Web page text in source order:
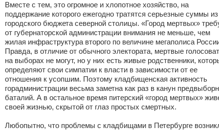
Вместе с тем, это огромное и хлопотное хозяйство, на
поддержание которого ежегодно тратятся серьезные суммы из
городского бюджета северной столицы. «Город мертвых»
от губернаторской администрации внимания не меньше, чем
жилая инфраструктура второго по величине мегаполиса
Правда, в отличие от обычного электората, мертвые
на выборах не могут, но у них есть живые родственники,
определяют свои симпатии к власти в зависимости от ее
отношения к усопшим. Поэтому кладбищенская активность
горадминистрации весьма заметна как раз в канун
баталий. А в остальное время питерский «город мертвых»
своей жизнью, скрытой от глаз простых смертных.
Любопытно, что проблемы с кладбищами в Петербурге